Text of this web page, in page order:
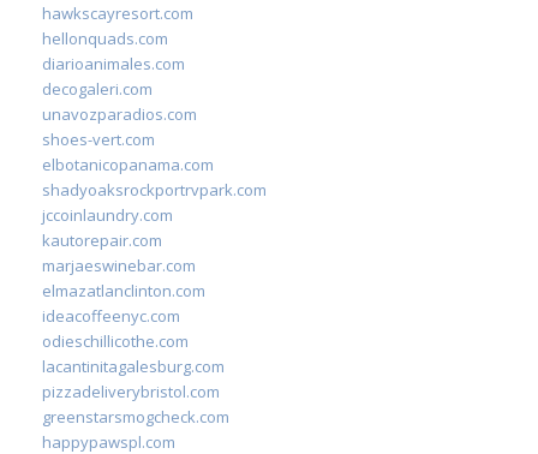
hawkscayresort.com
hellonquads.com
diarioanimales.com
decogaleri.com
unavozparadios.com
shoes-vert.com
elbotanicopanama.com
shadyoaksrockportrvpark.com
jccoinlaundry.com
kautorepair.com
marjaeswinebar.com
elmazatlanclinton.com
ideacoffeenyc.com
odieschillicothe.com
lacantinitagalesburg.com
pizzadeliverybristol.com
greenstarsmogcheck.com
happypawspl.com